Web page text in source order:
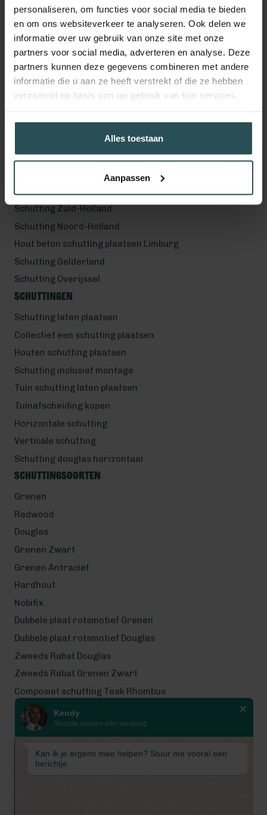
personaliseren, om functies voor social media te bieden
en om ons websiteverkeer te analyseren. Ook delen we
informatie over uw gebruik van onze site met onze
partners voor social media, adverteren en analyse. Deze
partners kunnen deze gegevens combineren met andere
informatie die u aan ze heeft verstrekt of die ze hebben
verzameld op basis van uw gebruik van hun services.
Alles toestaan
Aanpassen
Wij zijn even met bouwvak! Van 7
tot en met 16 augustus is
Volg ons!
Werkgebied
Hout beton schutting plaatsen Helmond
Hout beton schutting plaatsen Vught
Hout beton schutting plaatsen Den Bosch
Hout beton schutting plaatsen Uden
Schutting Noord-Brabant
Schutting Zuid-Holland
Schutting Noord-Holland
Hout beton schutting plaatsen Limburg
Schutting Gelderland
Schutting Overijssel
Schuttingen
Schutting laten plaatsen
Collectief een schutting plaatsen
Houten schutting plaatsen
Schutting inclusief montage
Tuin schutting laten plaatsen
Tuinafscheiding kopen
Horizontale schutting
Verticale schutting
Schutting douglas horizontaal
Schuttingsoorten
Grenen
Redwood
Douglas
Grenen Zwart
Grenen Antraciet
Hardhout
Nobifix
Dubbele plaat rotsmotief Grenen
Dubbele plaat rotsmotief Douglas
Zweeds Rabat Douglas
Zweeds Rabat Grenen Zwart
Composiet schutting Teak Rhombus
Wij werken met eerlijke
gecertificeerde houtsoorten
Kendy
Reactie binnen één werkdag
Kan ik je ergens mee helpen? Stuur me vooral een
berichtje.